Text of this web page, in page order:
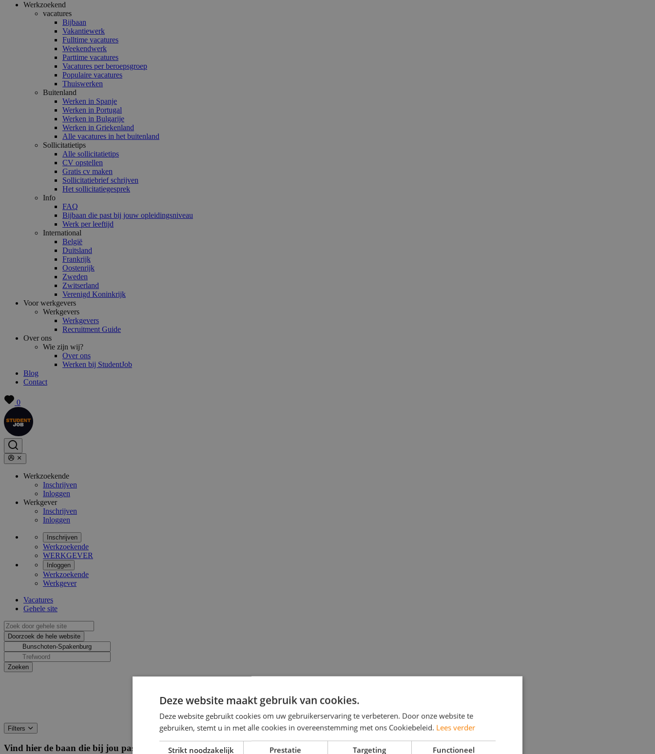
Werkzoekend
vacatures
Bijbaan
Vakantiewerk
Fulltime vacatures
Weekendwerk
Parttime vacatures
Vacatures per beroepsgroep
Populaire vacatures
Thuiswerken
Buitenland
Werken in Spanje
Werken in Portugal
Werken in Bulgarije
Werken in Griekenland
Alle vacatures in het buitenland
Sollicitatietips
Alle sollicitatietips
CV opstellen
Gratis cv maken
Sollicitatiebrief schrijven
Het sollicitatiegesprek
Info
FAQ
Bijbaan die past bij jouw opleidingsniveau
Werk per leeftijd
International
België
Duitsland
Frankrijk
Oostenrijk
Zweden
Zwitserland
Verenigd Koninkrijk
Voor werkgevers
Werkgevers
Werkgevers
Recruitment Guide
Over ons
Wie zijn wij?
Over ons
Werken bij StudentJob
Blog
Contact
0
Werkzoekende
Inschrijven
Inloggen
Werkgever
Inschrijven
Inloggen
Inschrijven
Werkzoekende
WERKGEVER
Inloggen
Werkzoekende
Werkgever
Vacatures
Gehele site
Filters
Vind hier de baan die bij jou past
Deze website maakt gebruik van cookies.
Deze website gebruikt cookies om uw gebruikerservaring te verbeteren. Door onze website te
gebruiken, stemt u in met alle cookies in overeenstemming met ons Cookiebeleid. Lees verder
Strikt noodzakelijk Prestatie Targeting Functioneel